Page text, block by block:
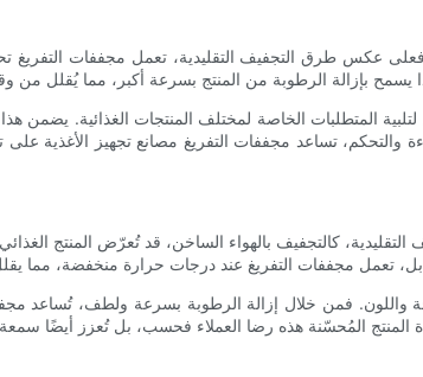
فعلى عكس طرق التجفيف التقليدية، تعمل مجففات
المتطلبات الخاصة لمختلف المنتجات الغذائية. يضمن
تساعد مجففات التفريغ مصانع تجهيز الأغذية على
كالتجفيف بالهواء الساخن، قد تُعرّض المنتج
واللون. فمن خلال إزالة الرطوبة بسرعة ولطف، تُساعد